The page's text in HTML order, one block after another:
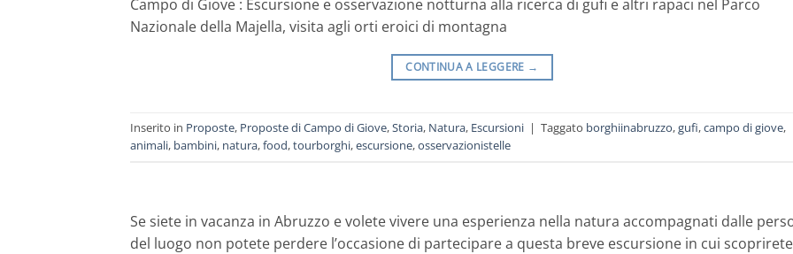
Campo di Giove : Escursione e osservazione notturna alla ricerca di gufi e altri rapaci nel Parco
Nazionale della Majella, visita agli orti eroici di montagna
CONTINUA A LEGGERE →
Inserito in Proposte, Proposte di Campo di Giove,Storia, Natura, Escursioni | Taggato borghiinabruzzo,gufi,campo di giove,
animali, bambini, natura,food,tourborghi,escursione,osservazionistelle
Se siete in vacanza in Abruzzo e volete vivere una esperienza nella natura accompagnati dalle
del luogo non potete perdere l’occasione di partecipare a questa breve escursione in cui